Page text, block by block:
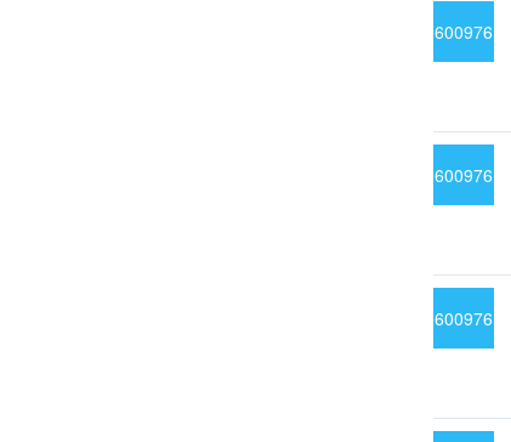
600976
600976
600976